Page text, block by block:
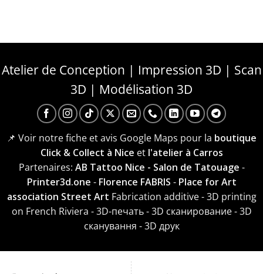
Atelier de Conception | Impression 3D | Scan
3D | Modélisation 3D
📌 Voir notre fiche et avis Google Maps pour la boutique
Click & Collect à Nice et l'atelier à Carros
Partenaires: AB Tattoo Nice - Salon de Tatouage -
Printer3d.one - Florence FABRIS - Place for Art
association Street Art Fabrication additive - 3D printing
on French Riviera - 3D-печать - 3D сканирование - 3D
сканування - 3D друк